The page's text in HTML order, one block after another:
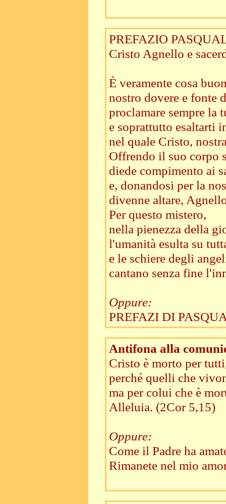
PREFAZIO
Cristo Agnello e
È veramente cosa
nostro dovere e fonte
proclamare sempre la
e soprattutto esaltarti
nel quale Cristo,
Offrendo il suo corpo
diede compimento ai
e, donandosi per la
divenne altare,
Per questo mistero,
nella pienezza della
l'umanità esulta su
e le schiere degli
cantano senza fine
Oppure:
PREFAZI DI
Antifona alla
Cristo è morto per
perché quelli che
ma per colui che è
Alleluia. (2Cor 5,15)
Oppure:
Come il Padre ha
Rimanete nel mio